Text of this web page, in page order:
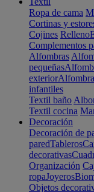
Ropa de cama
Cortinas y
Cojines Relleno
Complementos
Alfombras
pequeñas
exterior
infantiles
Textil baño
Textil cocina
Decoración
Decoración de
paredTableros
decorativas
Organización
ropaJoyeros
Objetos